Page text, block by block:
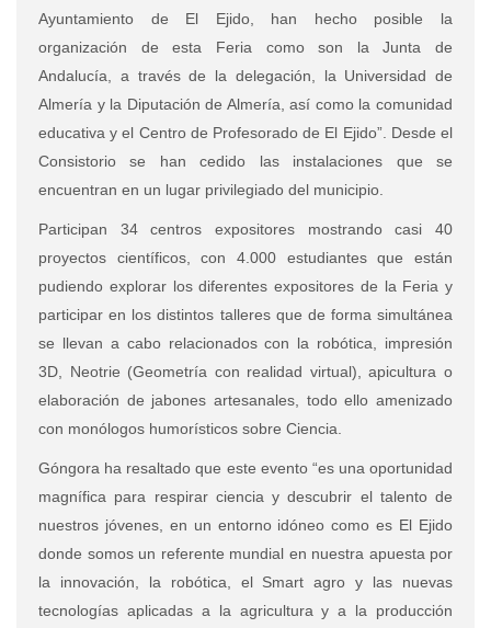
Ayuntamiento de El Ejido, han hecho posible la
organización de esta Feria como son la Junta de
Andalucía, a través de la delegación, la Universidad de
Almería y la Diputación de Almería, así como la comunidad
educativa y el Centro de Profesorado de El Ejido”. Desde el
Consistorio se han cedido las instalaciones que se
encuentran en un lugar privilegiado del municipio.
Participan 34 centros expositores mostrando casi 40
proyectos científicos, con 4.000 estudiantes que están
pudiendo explorar los diferentes expositores de la Feria y
participar en los distintos talleres que de forma simultánea
se llevan a cabo relacionados con la robótica, impresión
3D, Neotrie (Geometría con realidad virtual), apicultura o
elaboración de jabones artesanales, todo ello amenizado
con monólogos humorísticos sobre Ciencia.
Góngora ha resaltado que este evento “es una oportunidad
magnífica para respirar ciencia y descubrir el talento de
nuestros jóvenes, en un entorno idóneo como es El Ejido
donde somos un referente mundial en nuestra apuesta por
la innovación, la robótica, el Smart agro y las nuevas
tecnologías aplicadas a la agricultura y a la producción